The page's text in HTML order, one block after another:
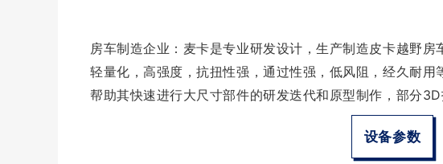
房车制造企业：麦卡是专业研发设计，生产制造皮卡越野
轻量化，高强度，抗扭性强，通过性强，低风阻，经久耐
帮助其快速进行大尺寸部件的研发迭代和原型制作，部分3D
设备参数